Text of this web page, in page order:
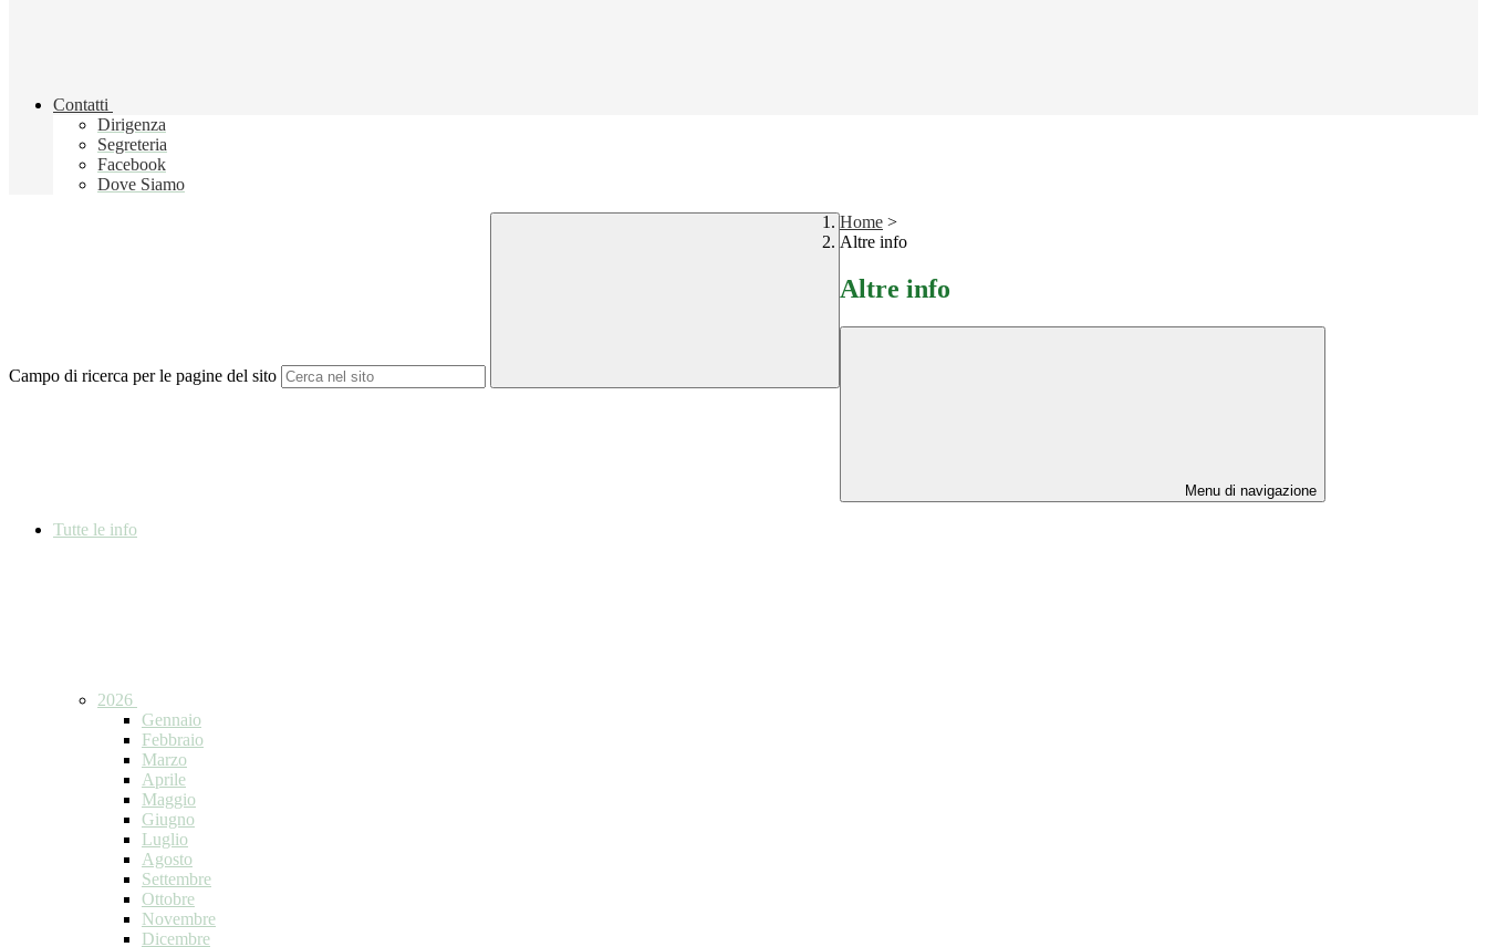
Contatti
Dirigenza
Segreteria
Facebook
Dove Siamo
Campo di ricerca per le pagine del sito
Home >
Altre info
Altre info
Menu di navigazione
Tutte le info
2026
Gennaio
Febbraio
Marzo
Aprile
Maggio
Giugno
Luglio
Agosto
Settembre
Ottobre
Novembre
Dicembre